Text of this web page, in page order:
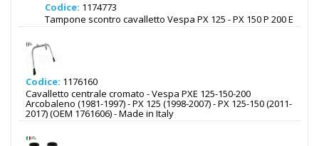
Codice: 1174773
Tampone scontro cavalletto Vespa PX 125 - PX 150 P 200 E
Codice: 1176160
Cavalletto centrale cromato - Vespa PXE 125-150-200
Arcobaleno (1981-1997) - PX 125 (1998-2007) - PX 125-150 (2011-
2017) (OEM 1761606) - Made in Italy